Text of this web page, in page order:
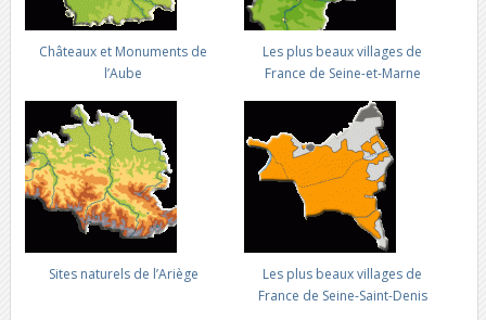
Châteaux et Monuments de
l’Aube
Les plus beaux villages de
France de Seine-et-Marne
Sites naturels de l’Ariège
Les plus beaux villages de
France de Seine-Saint-Denis